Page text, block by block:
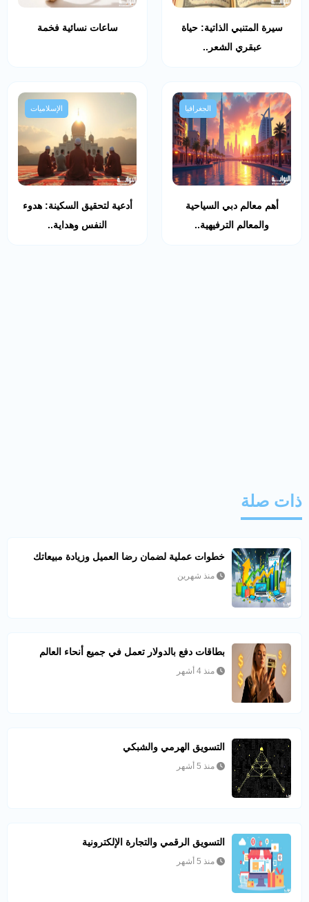
سيرة المتنبي الذاتية: حياة
عبقري الشعر..
ساعات نسائية فخمة
الجغرافيا
أهم معالم دبي السياحية
والمعالم الترفيهية..
الإسلاميات
أدعية لتحقيق السكينة: هدوء
النفس وهداية..
ذات صلة
خطوات عملية لضمان رضا العميل وزيادة مبيعاتك
منذ شهرين
بطاقات دفع بالدولار تعمل في جميع أنحاء العالم
منذ 4 أشهر
التسويق الهرمي والشبكي
منذ 5 أشهر
التسويق الرقمي والتجارة الإلكترونية
منذ 5 أشهر